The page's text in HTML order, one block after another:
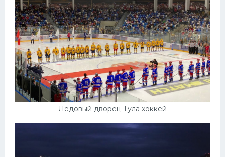
Ледовый дворец Тула хоккей